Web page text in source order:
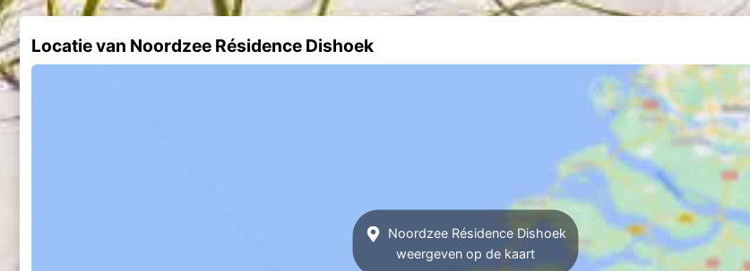
Locatie van Noordzee Résidence Dishoek
Noordzee Résidence Dishoek
weergeven op de kaart